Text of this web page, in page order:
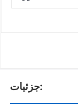
جزئیات: